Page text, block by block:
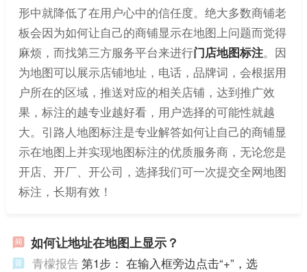
形中就降低了在用户心中的信任度。绝大多数商铺老
板会因为如何让自己的商铺显示在地图上问题而觉得
麻烦，而找第三方服务平台来进行门店地图标注。因
为地图可以展示店铺地址，电话，品牌词，会根据用
户所在的区域，推送对应的相关店铺，达到推广效
果，标注的越专业越好看，用户选择的可能性就越
大。引路人地图标注是专业解答如何让自己的商铺显
示在地图上并实现地图标注的优质服务商，无论您是
开店、开厂、开公司，选择我们可一次提交全网地图
标注，长期有效！
如何让地址在地图上显示？
青檬报告第1步： 在输入框旁边点击“+”，选